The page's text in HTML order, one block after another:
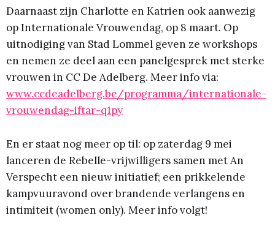
Daarnaast zijn Charlotte en Katrien ook aanwezig
op Internationale Vrouwendag, op 8 maart. Op
uitnodiging van Stad Lommel geven ze workshops
en nemen ze deel aan een panelgesprek met sterke
vrouwen in CC De Adelberg. Meer info via:
www.ccdeadelberg.be/programma/internationale-
vrouwendag-iftar-q1py
En er staat nog meer op til: op zaterdag 9 mei
lanceren de Rebelle-vrijwilligers samen met An
Verspecht een nieuw initiatief; een prikkelende
kampvuuravond over brandende verlangens en
intimiteit (women only). Meer info volgt!